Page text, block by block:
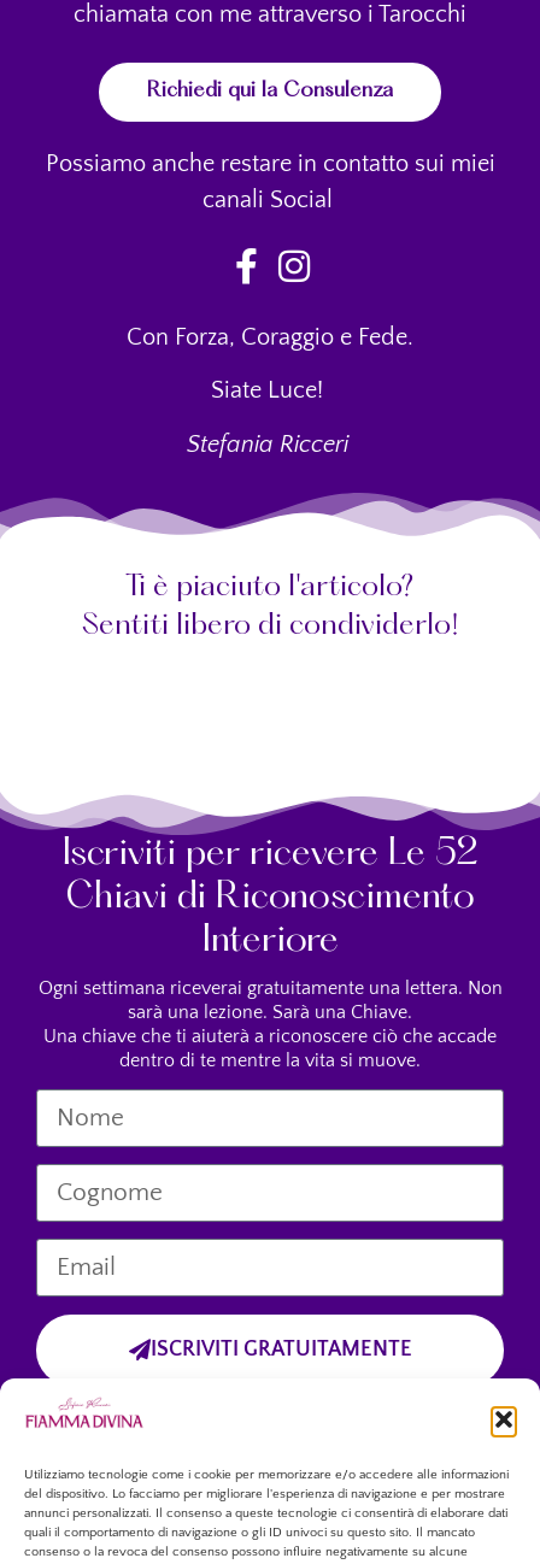
Utilizziamo tecnologie come i cookie per memorizzare e/o accedere alle informazioni
del dispositivo. Lo facciamo per migliorare l'esperienza di navigazione e per mostrare
annunci personalizzati. Il consenso a queste tecnologie ci consentirà di elaborare dati
quali il comportamento di navigazione o gli ID univoci su questo sito. Il mancato
consenso o la revoca del consenso possono influire negativamente su alcune
chiamata con me attraverso i Tarocchi
Richiedi qui la Consulenza
Possiamo anche restare in contatto sui miei
canali Social
Con Forza, Coraggio e Fede.
Siate Luce!
Stefania Ricceri
Ti è piaciuto l'articolo?
Sentiti libero di condividerlo!
Iscriviti per ricevere Le 52
Chiavi di Riconoscimento
Interiore
Ogni settimana riceverai gratuitamente una lettera. Non
sarà una lezione. Sarà una Chiave.
Una chiave che ti aiuterà a riconoscere ciò che accade
dentro di te mentre la vita si muove.
ISCRIVITI GRATUITAMENTE
Cliccando sul pulsante “Iscriviti Gratuitamente”, dichiari di aver preso
forniti tramite questo modulo.